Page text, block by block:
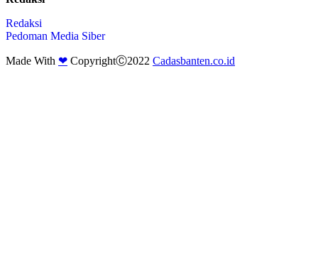
Redaksi
Pedoman Media Siber
Made With ❤ CopyrightⒸ2022 Cadasbanten.co.id